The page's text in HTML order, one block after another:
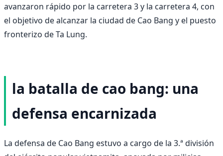
avanzaron rápido por la carretera 3 y la carretera 4, con
el objetivo de alcanzar la ciudad de Cao Bang y el puesto
fronterizo de Ta Lung.
la batalla de cao bang: una
defensa encarnizada
La defensa de Cao Bang estuvo a cargo de la 3.ª división